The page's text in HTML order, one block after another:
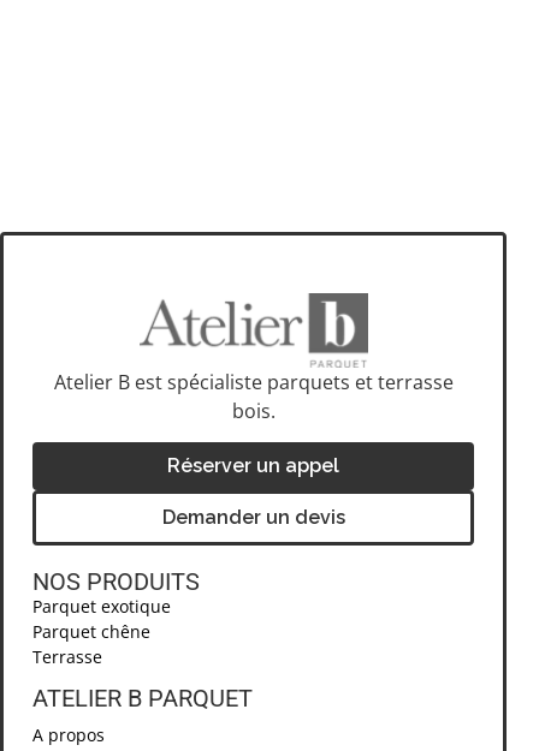
Atelier B est spécialiste parquets et terrasse
bois.
Réserver un appel
Demander un devis
NOS PRODUITS
Parquet exotique
Parquet chêne
Terrasse
ATELIER B PARQUET ​
A propos